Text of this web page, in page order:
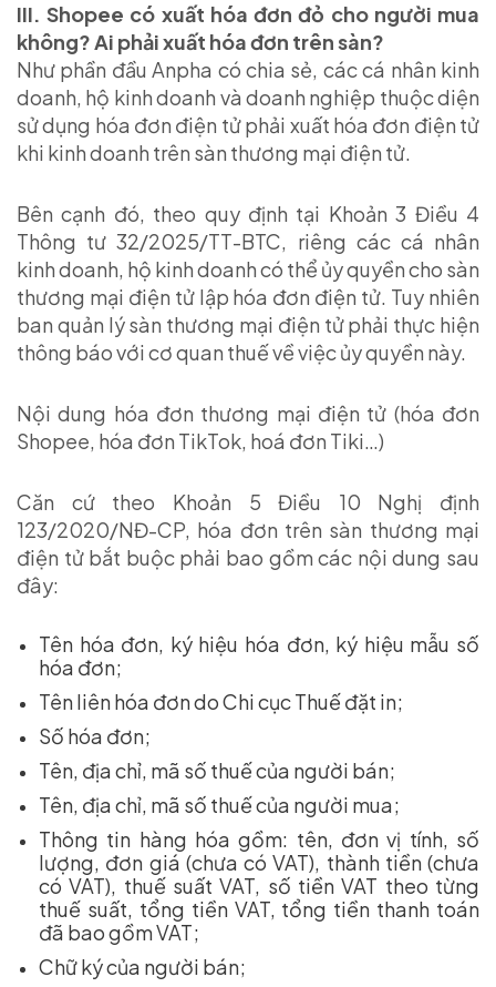
III. Shopee có xuất hóa đơn đỏ cho người mua
không? Ai phải xuất hóa đơn trên sàn?
Như phần đầu Anpha có chia sẻ, các cá nhân kinh
doanh, hộ kinh doanh và doanh nghiệp thuộc diện
sử dụng hóa đơn điện tử phải xuất hóa đơn điện tử
khi kinh doanh trên sàn thương mại điện tử.
Bên cạnh đó, theo quy định tại Khoản 3 Điều 4
Thông tư 32/2025/TT-BTC, riêng các cá nhân
kinh doanh, hộ kinh doanh có thể ủy quyền cho sàn
thương mại điện tử lập hóa đơn điện tử. Tuy nhiên
ban quản lý sàn thương mại điện tử phải thực hiện
thông báo với cơ quan thuế về việc ủy quyền này.
Nội dung hóa đơn thương mại điện tử (hóa đơn
Shopee, hóa đơn TikTok, hoá đơn Tiki…)
Căn cứ theo Khoản 5 Điều 10 Nghị định
123/2020/NĐ-CP, hóa đơn trên sàn thương mại
điện tử bắt buộc phải bao gồm các nội dung sau
đây:
Tên hóa đơn, ký hiệu hóa đơn, ký hiệu mẫu số
hóa đơn;
Tên liên hóa đơn do Chi cục Thuế đặt in;
Số hóa đơn;
Tên, địa chỉ, mã số thuế của người bán;
Tên, địa chỉ, mã số thuế của người mua;
Thông tin hàng hóa gồm: tên, đơn vị tính, số
lượng, đơn giá (chưa có VAT), thành tiền (chưa
có VAT), thuế suất VAT, số tiền VAT theo từng
thuế suất, tổng tiền VAT, tổng tiền thanh toán
đã bao gồm VAT;
Chữ ký của người bán;